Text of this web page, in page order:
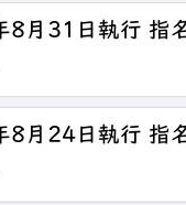
8月31日執行 指
8月24日執行 指